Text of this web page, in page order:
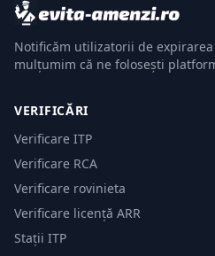
Notificăm utilizatorii de
mulțumim că ne folosești
VERIFICĂRI
Verificare ITP
Verificare RCA
Verificare rovinieta
Verificare licență ARR
Stații ITP